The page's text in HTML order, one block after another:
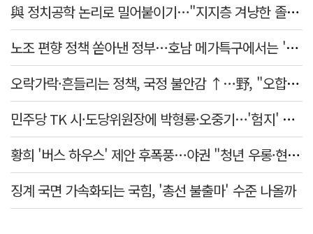
與 정치공학 논리로 밀어붙이기…"지지층 겨냥한 졸속 포퓰리즘 정책"
노조 편향 정책 쏟아낸 정부…호남 메가특구에서는 '반노조'?
오락가락·흔들리는 정책, 국정 불안감 ↑…野, "오합지졸"
민주당 TK 시·도당위원장에 박형룡·오중기…'험지' 총선 이끈다
황희 '버스 하우스' 제안 후폭풍…야권 "청년 우롱·현실 괴리" 총공세
징계 국면 가속화되는 국힘, '총선 불출마' 수준 나올까